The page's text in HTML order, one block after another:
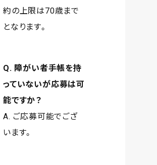
約の上限は70歳まで
となります。
Q. 障がい者手帳を持
っていないが応募は可
能ですか？
A. ご応募可能でござ
います。